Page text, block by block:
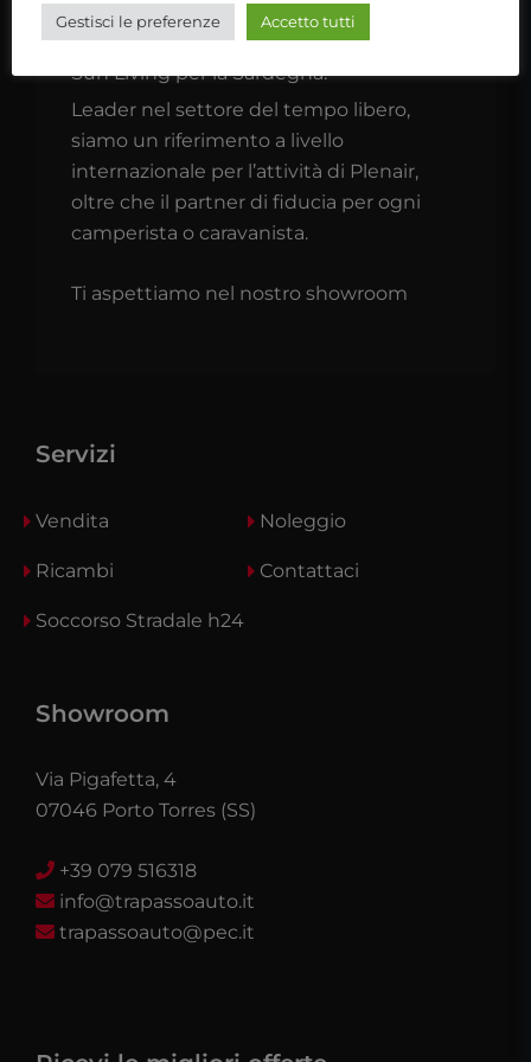
TrapassoAuto è concessionario Adria &
Sun Living per la Sardegna.
Leader nel settore del tempo libero,
siamo un riferimento a livello
internazionale per l’attività di Plenair,
oltre che il partner di fiducia per ogni
camperista o caravanista.
Ti aspettiamo nel nostro showroom
Servizi
Vendita Noleggio
Ricambi Contattaci
Soccorso Stradale h24
Showroom
Via Pigafetta, 4
07046 Porto Torres (SS)
+39 079 516318
info@trapassoauto.it
trapassoauto@pec.it
Gestisci le preferenze Accetto tutti